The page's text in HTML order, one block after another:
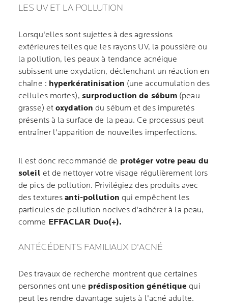
LES UV ET LA POLLUTION
Lorsqu'elles sont sujettes à des agressions
extérieures telles que les rayons UV, la poussière ou
la pollution, les peaux à tendance acnéique
subissent une oxydation, déclenchant un réaction en
chaîne : hyperkératinisation (une accumulation des
cellules mortes), surproduction de sébum (peau
grasse) etoxydation du sébum et des impuretés
présents à la surface de la peau. Ce processus peut
entraîner l'apparition de nouvelles imperfections.
Il est donc recommandé de protéger votre peau du
soleil et de nettoyer votre visage régulièrement lors
de pics de pollution. Privilégiez des produits avec
des texturesanti-pollution qui empêchent les
particules de pollution nocives d'adhérer à la peau,
comme EFFACLAR Duo(+).
ANTÉCÉDENTS FAMILIAUX D'ACNÉ
Des travaux de recherche montrent que certaines
personnes ont une prédisposition génétique qui
peut les rendre davantage sujets à l'acné adulte.